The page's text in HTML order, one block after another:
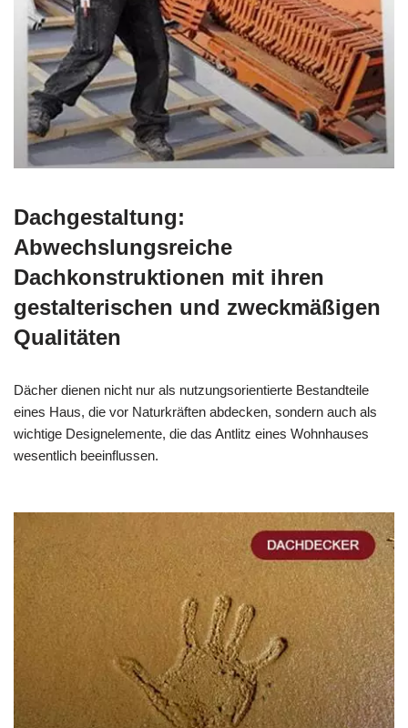
Dachgestaltung:
Abwechslungsreiche
Dachkonstruktionen mit ihren
gestalterischen und zweckmäßigen
Qualitäten
Dächer dienen nicht nur als nutzungsorientierte Bestandteile
eines Haus, die vor Naturkräften abdecken, sondern auch als
wichtige Designelemente, die das Antlitz eines Wohnhauses
wesentlich beeinflussen.